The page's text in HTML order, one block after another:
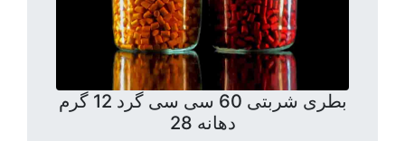
بطری شربتی 60 سی سی گرد 12 گرم
دهانه 28